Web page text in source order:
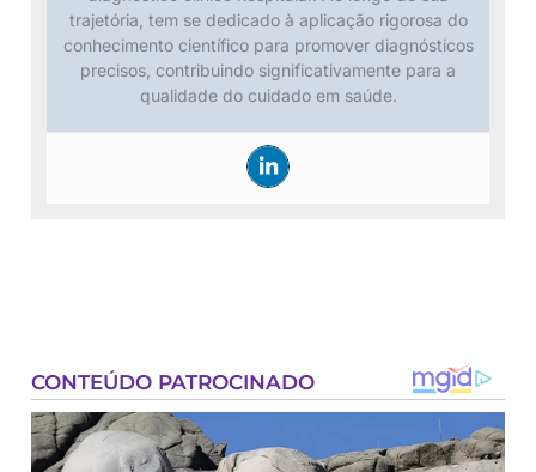
trajetória, tem se dedicado à aplicação rigorosa do
conhecimento científico para promover diagnósticos
precisos, contribuindo significativamente para a
qualidade do cuidado em saúde.